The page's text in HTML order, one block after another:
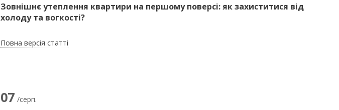
Зовнішнє утеплення квартири на першому поверсі: як захиститися від
холоду та вогкості?
Повна версія статті
07 /серп.